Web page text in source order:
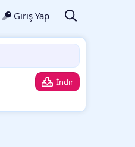
Giriş Yap
İndir